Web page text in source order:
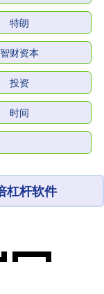
特朗
智财资本
投资
时间
杠杆软件